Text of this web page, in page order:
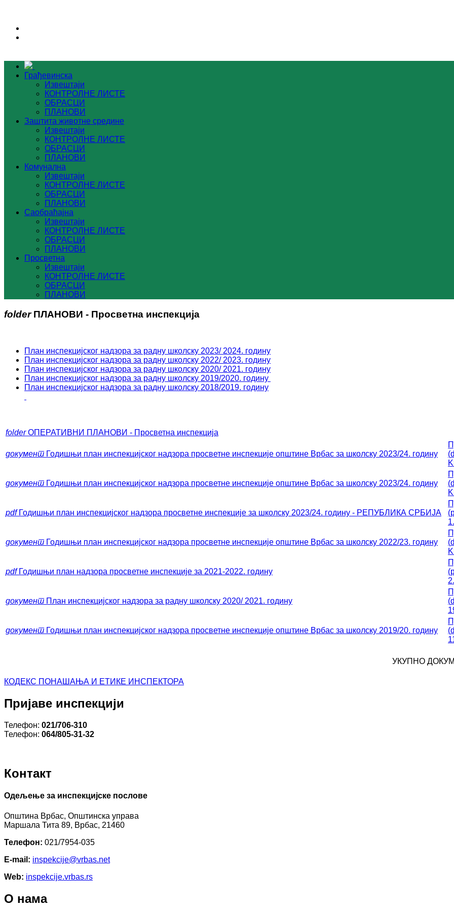
Грађевинска
Извештаји
КОНТРОЛНЕ ЛИСТЕ
ОБРАСЦИ
ПЛАНОВИ
Заштита животне средине
Извештаји
КОНТРОЛНЕ ЛИСТЕ
ОБРАСЦИ
ПЛАНОВИ
Комунална
Извештаји
КОНТРОЛНЕ ЛИСТЕ
ОБРАСЦИ
ПЛАНОВИ
Саобраћајна
Извештаји
КОНТРОЛНЕ ЛИСТЕ
ОБРАСЦИ
ПЛАНОВИ
Просветна
Извештаји
КОНТРОЛНЕ ЛИСТЕ
ОБРАСЦИ
ПЛАНОВИ
folder ПЛАНОВИ - Просветна инспекција
План инспекцијског надзора за радну школску 2023/ 2024. годину
План инспекцијског надзора за радну школску 2022/ 2023. годину
План инспекцијског надзора за радну школску 2020/ 2021. годину
План инспекцијског надзора за радну школску 2019/2020. годину
План инспекцијског надзора за радну школску 2018/2019. годину
folder ОПЕРАТИВНИ ПЛАНОВИ - Просветна инспекција
документ Годишњи план инспекцијског надзора просветне инспекције општине Врбас за школску 2023/24. годину
(
документ Годишњи план инспекцијског надзора просветне инспекције општине Врбас за школску 2023/24. годину
(
pdf Годишњи план инспекцијског надзора просветне инспекције за школску 2023/24. годину - РЕПУБЛИКА СРБИЈА
(
документ Годишњи план инспекцијског надзора просветне инспекције општине Врбас за школску 2022/23. годину
(
pdf Годишњи план надзора просветне инспекције за 2021-2022. годину
(
документ План инспекцијског надзора за радну школску 2020/ 2021. годину
(
документ Годишњи план инспекцијског надзора просветне инспекције општине Врбас за школску 2019/20. годину
(
УКУПНО
КОДЕКС ПОНАШАЊА И ЕТИКЕ ИНСПЕКТОРА
Пријаве инспекцији
Телефон: 021/706-310
Телефон: 064/805-31-32
Контакт
Одељење за инспекцијске послове
Општина Врбас, Општинска управа
Маршала Тита 89, Врбас, 21460
Телефон: 021/7954-035
E-mail: inspekcijе@vrbas.net
Web: inspekcije.vrbas.rs
О нама